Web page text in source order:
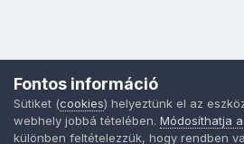
Fontos információ
Sütiket (cookies) helyeztünk el az
webhely jobbá tételében. Módosíthatja
különben feltételezzük, hogy rendben